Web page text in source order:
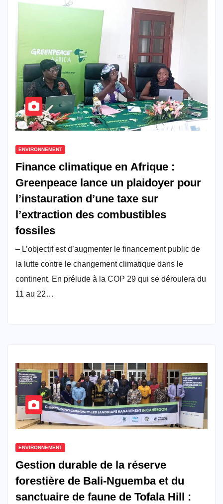
ENVIRONNEMENT
Finance climatique en Afrique :
Greenpeace lance un plaidoyer pour
l’instauration d’une taxe sur
l’extraction des combustibles
fossiles
– L’objectif est d’augmenter le financement public de
la lutte contre le changement climatique dans le
continent. En prélude à la COP 29 qui se déroulera du
11 au 22…
ENVIRONNEMENT
Gestion durable de la réserve
forestière de Bali-Nguemba et du
sanctuaire de faune de Tofala Hill :